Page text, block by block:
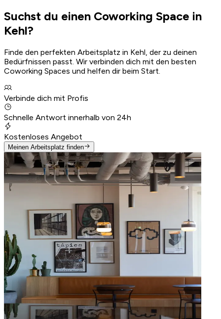
Suchst du einen Coworking Space in
Kehl?
Finde den perfekten Arbeitsplatz in Kehl, der zu deinen
Bedürfnissen passt. Wir verbinden dich mit den besten
Coworking Spaces und helfen dir beim Start.
Verbinde dich mit Profis
Schnelle Antwort innerhalb von 24h
Kostenloses Angebot
Meinen Arbeitsplatz finden